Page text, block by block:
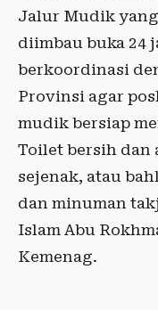
Jalur Mudik
diimbau buka 24
berkoordinasi
Provinsi agar
mudik bersiap
Toilet bersih dan
sejenak, atau
dan minuman
Islam Abu
Kemenag.